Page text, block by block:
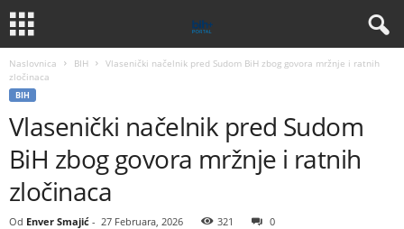
Naslovnica BIH
Vlasenički načelnik pred Sudom BiH zbog govora mržnje i ratnih
zločinaca
BIH
Vlasenički načelnik pred Sudom
BiH zbog govora mržnje i ratnih
zločinaca
Od Enver Smajić - 27 Februara, 2026 321 0